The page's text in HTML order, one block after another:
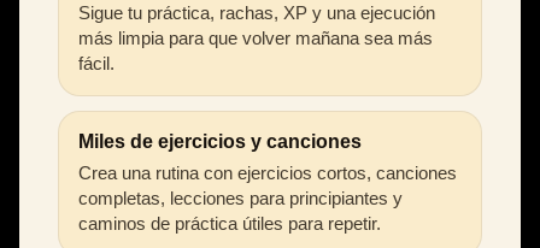
Sigue tu práctica, rachas, XP y una ejecución
más limpia para que volver mañana sea más
fácil.
Miles de ejercicios y canciones
Crea una rutina con ejercicios cortos, canciones
completas, lecciones para principiantes y
caminos de práctica útiles para repetir.